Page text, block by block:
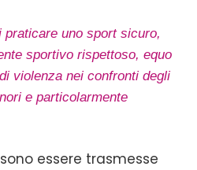
praticare uno sport sicuro,
sportivo rispettoso, equo
violenza nei confronti degli
e particolarmente
essere trasmesse